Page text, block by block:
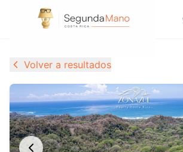
Volver a resultados